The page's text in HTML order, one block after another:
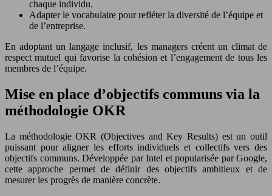
chaque individu.
Adapter le vocabulaire pour refléter la diversité de l’équipe et
de l’entreprise.
En adoptant un langage inclusif, les managers créent un climat de
respect mutuel qui favorise la cohésion et l’engagement de tous les
membres de l’équipe.
Mise en place d’objectifs communs via la
méthodologie OKR
La méthodologie OKR (Objectives and Key Results) est un outil
puissant pour aligner les efforts individuels et collectifs vers des
objectifs communs. Développée par Intel et popularisée par Google,
cette approche permet de définir des objectifs ambitieux et de
mesurer les progrès de manière concrète.